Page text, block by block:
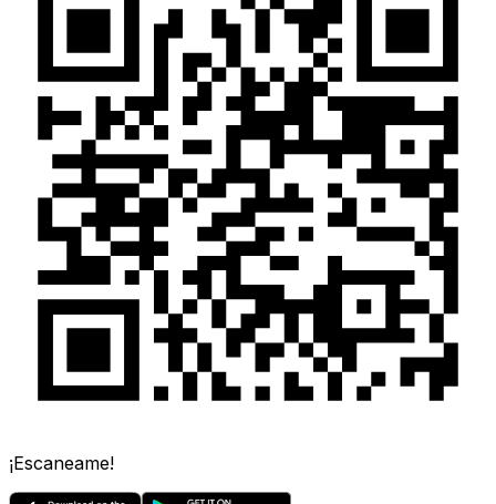
¡Escaneame!